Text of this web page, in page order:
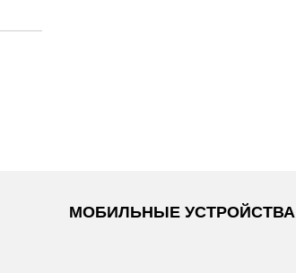
МОБИЛЬНЫЕ УСТРОЙСТВА